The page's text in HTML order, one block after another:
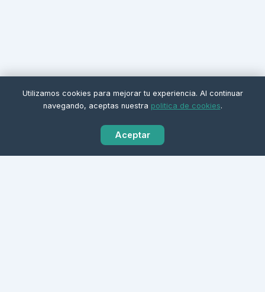
Utilizamos cookies para mejorar tu experiencia. Al continuar
navegando, aceptas nuestra politica de cookies.
Aceptar